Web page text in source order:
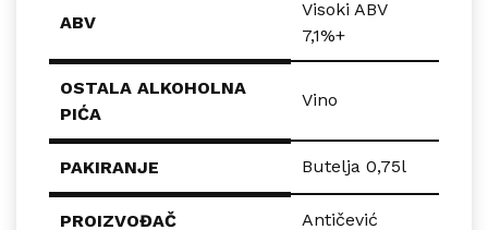
ABV
Visoki ABV
7,1%+
OSTALA ALKOHOLNA
PIĆA
Vino
PAKIRANJE Butelja 0,75l
PROIZVOĐAČ Antičević